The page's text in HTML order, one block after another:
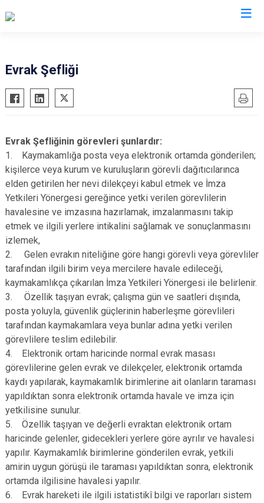
Ayancık
Boyabat
Durağan
Erfelek
Gerze
Saraydüzü
Türkeli
Evrak Şefliği
Evrak Şefliğinin görevleri şunlardır:
1. Kaymakamlığa posta veya elektronik ortamda gönderilen;
kişilerce veya kurum ve kuruluşların görevli dağıtıcılarınca
elden getirilen her nevi dilekçeyi kabul etmek ve İmza
Yetkileri Yönergesi gereğince yetki verilen görevlilerin
havalesine ve imzasına hazırlamak, imzalanmasını takip
etmek ve ilgili yerlere intikalini sağlamak ve sonuçlanmasını
izlemek,
2. Gelen evrakın niteliğine göre hangi görevli veya görevliler
tarafından ilgili birim veya mercilere havale edileceği,
kaymakamlıkça çıkarılan İmza Yetkileri Yönergesi ile belirlenir.
3. Özellik taşıyan evrak; çalışma gün ve saatleri dışında,
posta yoluyla, güvenlik güçlerinin haberleşme görevlileri
tarafından kaymakamlara veya bunlar adına yetki verilen
görevlilere teslim edilebilir.
4. Elektronik ortam haricinde normal evrak masası
görevlilerine gelen evrak ve dilekçeler, elektronik ortamda
kaydı yapılarak, kaymakamlık birimlerine ait olanların taraması
yapıldıktan sonra elektronik ortamda havale ve imza için
yetkilisine sunulur.
5. Özellik taşıyan ve değerli evraktan elektronik ortam
haricinde gelenler, gidecekleri yerlere göre ayrılır ve havalesi
yapılır. Kaymakamlık birimlerine gönderilen evrak, yetkili
amirin uygun görüşü ile taraması yapıldıktan sonra, elektronik
ortamda ilgilisine havalesi yapılır.
6. Evrak hareketi ile ilgili istatistikî bilgi ve raporları sistem